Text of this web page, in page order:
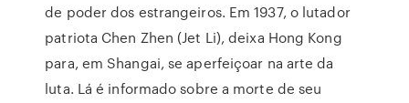
de poder dos estrangeiros. Em 1937, o lutador
patriota Chen Zhen (Jet Li), deixa Hong Kong
para, em Shangai, se aperfeiçoar na arte da
luta. Lá é informado sobre a morte de seu